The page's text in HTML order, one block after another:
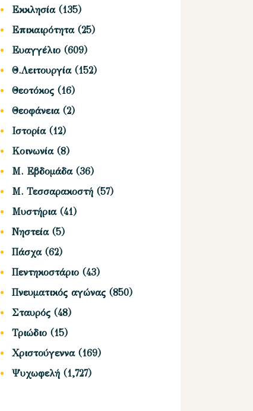
Εκκλησία(135)
Επικαιρότητα(25)
Ευαγγέλιο (609)
Θ.Λειτουργία(152)
Θεοτόκος (16)
Θεοφάνεια(2)
Ιστορία(12)
Κοινωνία(8)
Μ. Εβδομάδα(36)
Μ. Τεσσαρακοστή (57)
Μυστήρια(41)
Νηστεία(5)
Πάσχα(62)
Πεντηκοστάριο (43)
Πνευματικός αγώνας (850)
Σταυρός (48)
Τριώδιο (15)
Χριστούγεννα(169)
Ψυχωφελή (1,727)